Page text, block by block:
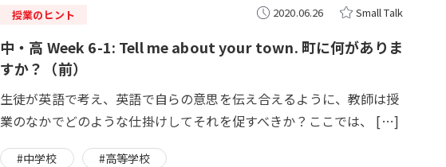
授業のヒント Small Talk
2020.06.26
中・高 Week 6-1: Tell me about your town. 町に何がありま
すか？（前）
生徒が英語で考え、英語で自らの意思を伝え合えるように、教師は授
業のなかでどのような仕掛けしてそれを促すべきか？ここでは、 […]
#中学校 #高等学校